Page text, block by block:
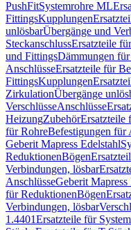
PushFitSystemrohre ML
FittingsKupplungen
unlösbarÜbergänge und
SteckanschlussErsatzteile
und FittingsDämmungen
AnschlüsseErsatzteile für
FittingsKupplungen
ZirkulationÜbergänge
VerschlüsseAnschlüsse
HeizungZubehörErsatzteile
für RohreBefestigungen für
Geberit Mapress Edelstahl
ReduktionenBögen
Verbindungen, lösbar
AnschlüsseGeberit Mapress
für ReduktionenBögen
Verbindungen, lösbar
1.4401Ersatzteile für